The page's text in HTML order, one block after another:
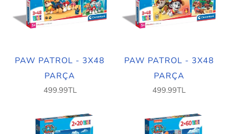
PAW PATROL - 3X48
PARÇA
499.99TL
PAW PATROL - 3X48
PARÇA
499.99TL